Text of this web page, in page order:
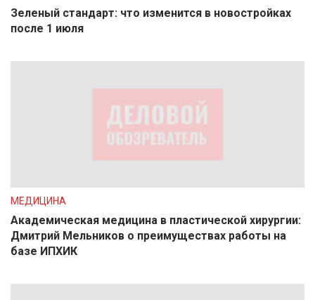
Зеленый стандарт: что изменится в новостройках
после 1 июля
МЕДИЦИНА
Академическая медицина в пластической хирургии:
Дмитрий Мельников о преимуществах работы на
базе ИПХИК